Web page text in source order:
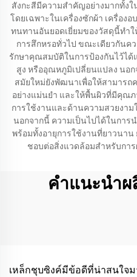
สังกะสีมีความสำคัญอย่างมากทั้ง
โดยเฉพาะในเครื่องซักผ้า เครื่อง
ทนทานอันยอดเยี่ยมของวัสดุนี้ทำ
การสึกหรอทั่วไป ขณะเดียวกันค
รักษาคุณสมบัติในการป้องกันไว้ไ
สูง หรืออุณหภูมิเปลี่ยนแปลง นอ
สมัยใหม่ยังพัฒนาเพื่อให้สามาร
อย่างแม่นยำ และให้พื้นผิวที่มีคุณ
การใช้งานและด้านความสวยงา
นอกจากนี้ ความเป็นไปได้ในการ
พร้อมทั้งอายุการใช้งานที่ยาวนาน
ชอบต่อสิ่งแวดล้อมสำหรับกา
คำแนะนำ
เหล็กชุบซิงค์มีข้อดีที่น่าสนใจม